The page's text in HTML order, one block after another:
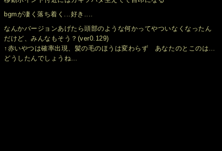
bgmが凄く落ち着く...好き....
なんかバージョンあげたら頭部のような何かってやついなくなったん
だけど、みんなもそう？(ver0.129)
↑赤いやつは確率出現、髪の毛のほうは変わらず あなたのとこのは…
どうしたんでしょうね…